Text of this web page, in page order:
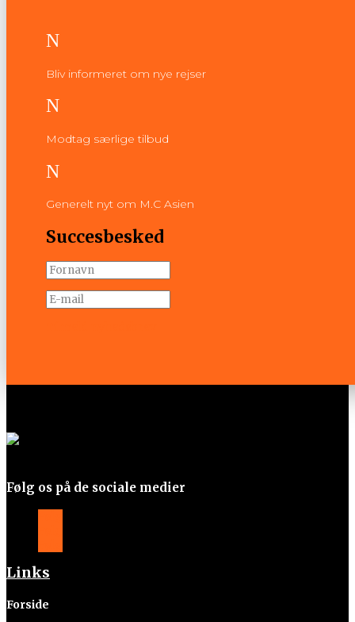
N
Bliv informeret om nye rejser
N
Modtag særlige tilbud
N
Generelt nyt om M.C Asien
Succesbesked
Følg os på de sociale medier
Links
Forside